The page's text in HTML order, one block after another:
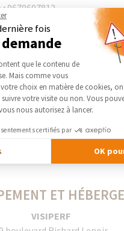
:0670607812
vers d'autres sites sont
titre indicatif et ne sauraient
de la Société France Bati
les contenus et les
qu'il peut être fait de
conséquences.
ET
VISIPERF
fois
Gestion du
que le contenu de
Mais comme vous
choix en matière de cookies, on
votre visite ou non. Vous
nous autorisez à lancer.
certifiés par
OK
Axeptio consent